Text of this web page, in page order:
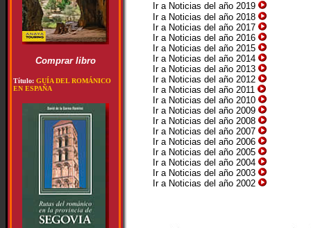
Comprar libro
Título: GUÍA DEL ROMÁNICO
EN ESPAÑA
Ir a Noticias del año 2019
Ir a Noticias del año 2018
Ir a Noticias del año 2017
Ir a Noticias del año 2016
Ir a Noticias del año 2015
Ir a Noticias del año 2014
Ir a Noticias del año 2013
Ir a Noticias del año 2012
Ir a Noticias del año 2011
Ir a Noticias del año 2010
Ir a Noticias del año 2009
Ir a Noticias del año 2008
Ir a Noticias del año 2007
Ir a Noticias del año 2006
Ir a Noticias del año 2005
Ir a Noticias del año 2004
Ir a Noticias del año 2003
Ir a Noticias del año 2002